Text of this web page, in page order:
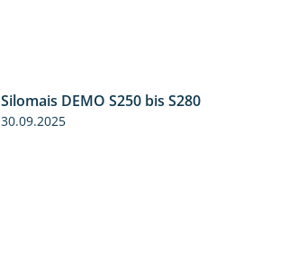
Silomais DEMO S250 bis S280
30.09.2025